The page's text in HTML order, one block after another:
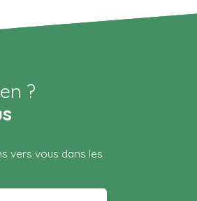
?
vers vous dans les